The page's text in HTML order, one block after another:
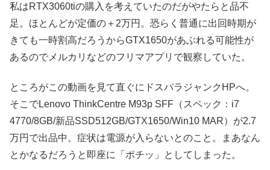
私はRTX3060tiの購入を考えていたのだがやたらと品不
足。ほとんどが定価の＋2万円。恐らく普通に出回時期が
きても一時割高だろうからGTX1650があぶれる可能性が
あるのでメルカリなどのフリマアプリで観察していた。
ところがこの動画を見て直ぐにドスパラジャンクHPへ。
そこでLenovo ThinkCentre M93p SFF（スペック：i7
4770/8GB/新品SSD512GB/GTX1650/Win10 MAR）が2.7
万円で出品中。症状は電源が入らないとのこと。まあなん
とかなるだろうと即座に「ポチッ」としてしまった。